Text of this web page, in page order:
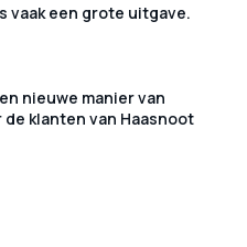
vaak een grote uitgave.
nieuwe manier van
klanten van Haasnoot